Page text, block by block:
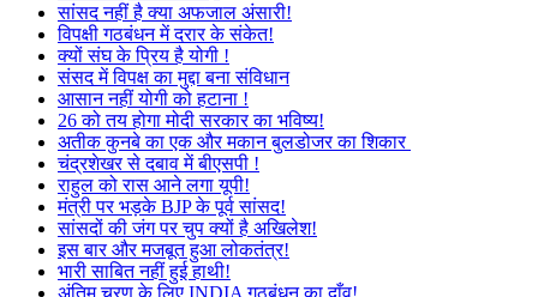
सांसद नहीं है क्या अफजाल अंसारी!
विपक्षी गठबंधन में दरार के संकेत!
क्यों संघ के प्रिय है योगी !
संसद में विपक्ष का मुद्दा बना संविधान
आसान नहीं योगी को हटाना !
26 को तय होगा मोदी सरकार का भविष्य!
अतीक कुनबे का एक और मकान बुलडोजर का शिकार
चंद्रशेखर से दबाव में बीएसपी !
राहुल को रास आने लगा यूपी!
मंत्री पर भड़के BJP के पूर्व सांसद!
सांसदों की जंग पर चुप क्यों है अखिलेश!
इस बार और मजबूत हुआ लोकतंत्र!
भारी साबित नहीं हुई हाथी!
अंतिम चरण के लिए INDIA गठबंधन का दाँव!